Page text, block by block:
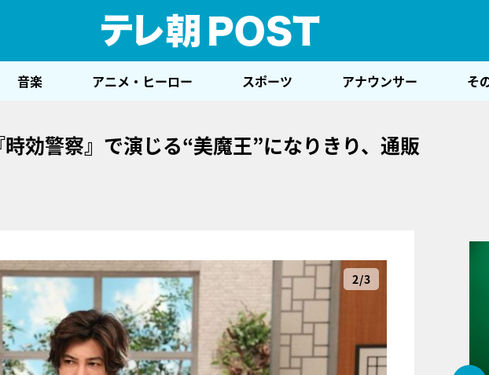
音楽 アニメ・ヒーロー スポーツ アナウンサー そ
効警察』で演じる“美魔王”になりきり、通販
2/3